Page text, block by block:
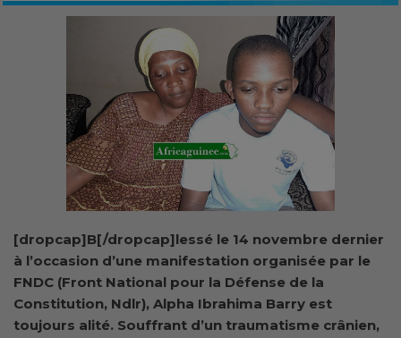
[dropcap]B[/dropcap]lessé le 14 novembre dernier
à l’occasion d’une manifestation organisée par le
FNDC (Front National pour la Défense de la
Constitution, Ndlr), Alpha Ibrahima Barry est
toujours alité. Souffrant d’un traumatisme crânien,